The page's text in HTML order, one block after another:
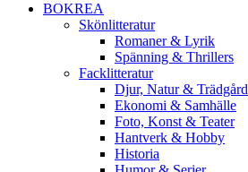
BOKREA
Skönlitteratur
Romaner & Lyrik
Spänning & Thrillers
Facklitteratur
Djur, Natur & Trädgård
Ekonomi & Samhälle
Foto, Konst & Teater
Hantverk & Hobby
Historia